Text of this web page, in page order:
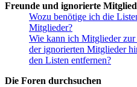
Freunde und ignorierte
Wozu benötige ich die
Mitglieder?
Wie kann ich Mitglieder
der ignorierten Mitglieder
den Listen entfernen?
Die Foren durchsuchen